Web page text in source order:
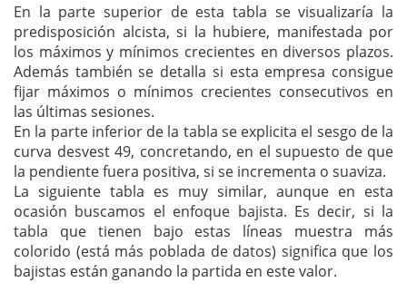
En la parte superior de esta tabla se visualizaría la
predisposición alcista, si la hubiere, manifestada por
los máximos y mínimos crecientes en diversos plazos.
Además también se detalla si esta empresa consigue
fijar máximos o mínimos crecientes consecutivos en
las últimas sesiones.
En la parte inferior de la tabla se explicita el sesgo de la
curva desvest 49, concretando, en el supuesto de que
la pendiente fuera positiva, si se incrementa o suaviza.
La siguiente tabla es muy similar, aunque en esta
ocasión buscamos el enfoque bajista. Es decir, si la
tabla que tienen bajo estas líneas muestra más
colorido (está más poblada de datos) significa que los
bajistas están ganando la partida en este valor.